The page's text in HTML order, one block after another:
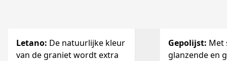
Letano: De natuurlijke kleur
van de graniet wordt extra
Gepolijst: Met
glanzende en